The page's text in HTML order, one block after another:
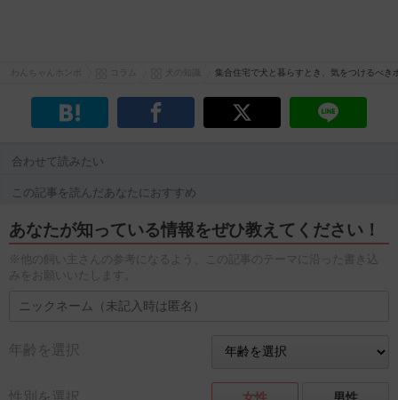
集合住宅で犬と暮らすとき、気をつけるべ
合わせて読みたい
この記事を読んだあなたにおすすめ
あなたが知っている情報をぜひ教えてください！
※他の飼い主さんの参考になるよう、この記事のテーマに沿った書き込
みをお願いいたします。
年齢を選択